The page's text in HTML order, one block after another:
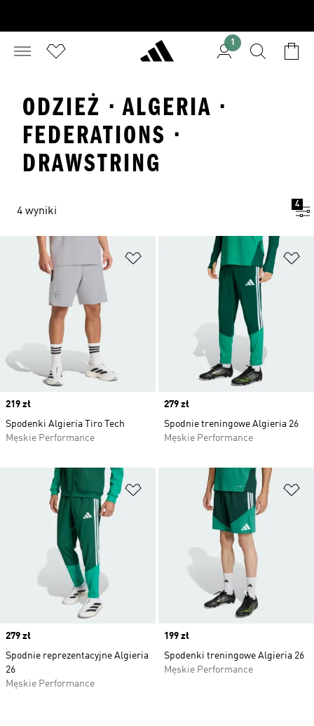
1
ODZIEŻ · ALGERIA ·
FEDERATIONS ·
DRAWSTRING
4 wyniki
4
Dodaj do listy życzeń
Price
219 zł
Spodenki Algieria Tiro Tech
Męskie Performance
Price
279 zł
Spodnie treningowe Algieria 26
Męskie Performance
Dodaj do listy życzeń
Price
279 zł
Spodnie reprezentacyjne Algieria
26
Męskie Performance
Price
199 zł
Spodenki treningowe Algieria 26
Męskie Performance